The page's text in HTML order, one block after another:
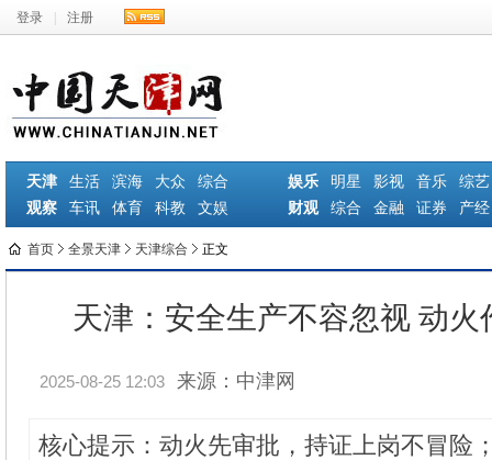
登录 注册
天津 生活 滨海 大众
综合
观察
车讯 体育 科教 文娱
娱乐 明星 影视 音乐
综艺
财观
综合 金融 证券 产经
首页 全景天津 天津综合 正文
天津：安全生产不容忽视 动火
2025-08-25 12:03 来源：中津网
核心提示：动火先审批，持证上岗不冒险